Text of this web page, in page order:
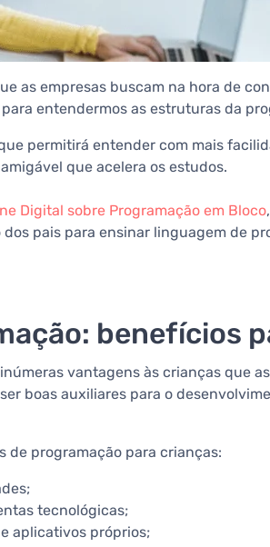
as empresas buscam na hora de
entendermos as estruturas da
permitirá entender com mais
que acelera os estudos.
Digital sobre Programação em Bloco
pais para ensinar linguagem de
benefícios
vantagens às crianças que
boas auxiliares para o
de programação para crianças:
tecnológicas;
aplicativos próprios;